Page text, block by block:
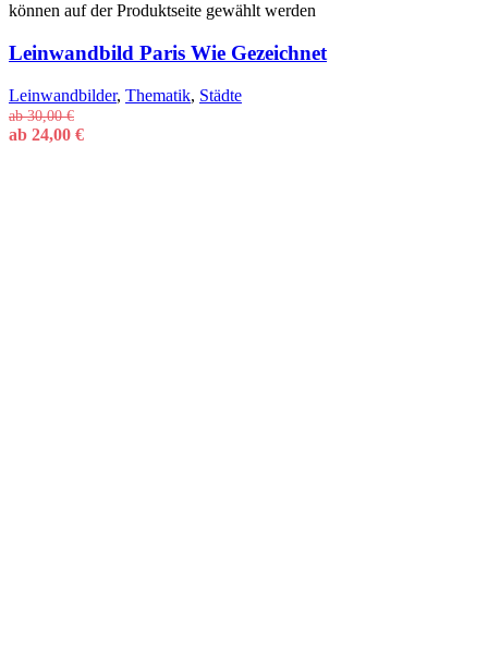
können auf der Produktseite gewählt werden
Leinwandbild Paris Wie Gezeichnet
Leinwandbilder, Thematik, Städte
ab30,00€
ab 24,00 €